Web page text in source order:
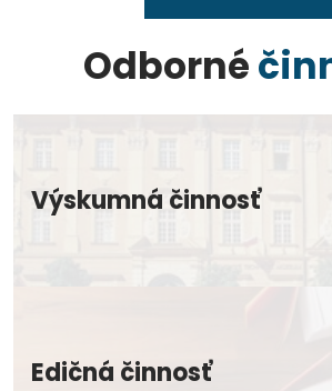
Odborné
Výskumná činnosť
Edičná činnosť